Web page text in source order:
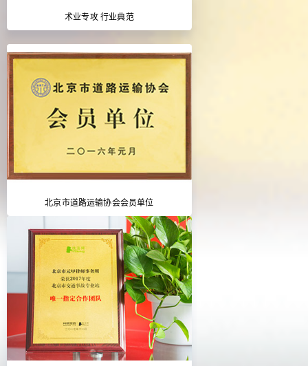
术业专攻 行业典范
北京市道路运输协会会员单位